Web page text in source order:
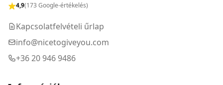
4,9(173 Google-értékelés)
Kapcsolatfelvételi űrlap
info@nicetogiveyou.com
+36 20 946 9486